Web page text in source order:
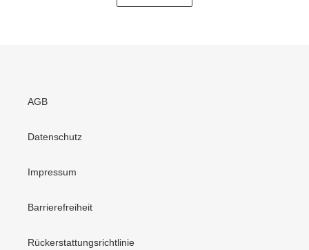
AGB
Datenschutz
Impressum
Barrierefreiheit
Rückerstattungsrichtlinie